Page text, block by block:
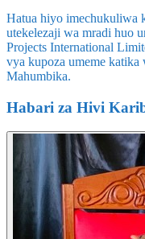
Hatua hiyo imechukuliwa
utekelezaji wa mradi huo
Projects International
vya kupoza umeme katika
Mahumbika.
Habari za Hivi